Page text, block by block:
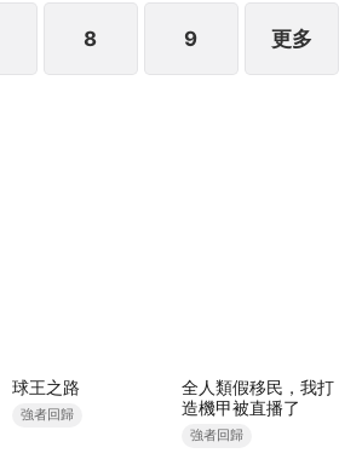
8 9 更多
球王之路
強者回歸
全人類假移民，我打
造機甲被直播了
強者回歸